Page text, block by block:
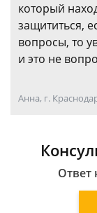
который
защититься,
вопросы, то
и это не
Анна, г.
Ответ